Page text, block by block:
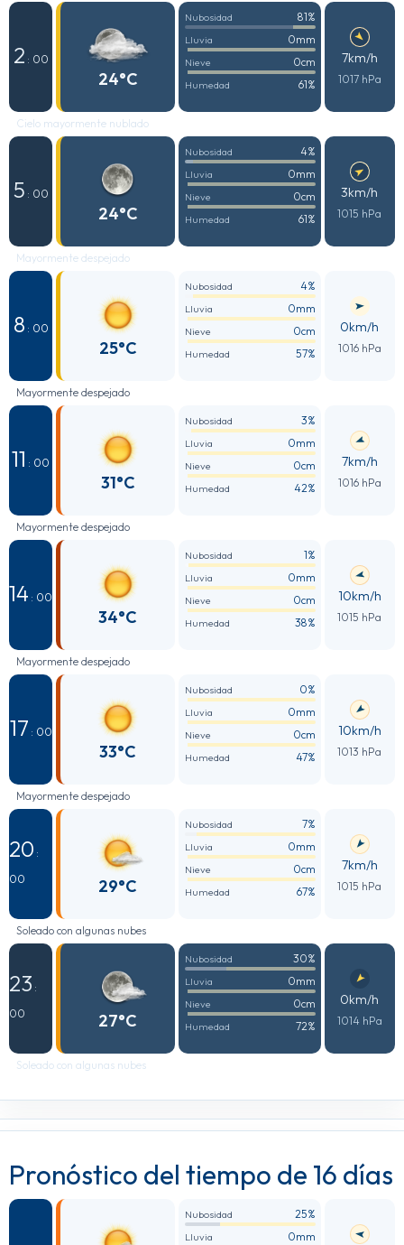
2 : 00
24°C
Nubosidad 81%
Lluvia 0mm
Nieve 0cm
Humedad 61%
7km/h
1017 hPa
Cielo mayormente nublado
5 : 00
24°C
Nubosidad 4%
Lluvia 0mm
Nieve 0cm
Humedad 61%
3km/h
1015 hPa
Mayormente despejado
8 : 00
25°C
Nubosidad 4%
Lluvia 0mm
Nieve 0cm
Humedad 57%
0km/h
1016 hPa
Mayormente despejado
11 : 00
31°C
Nubosidad 3%
Lluvia 0mm
Nieve 0cm
Humedad 42%
7km/h
1016 hPa
Mayormente despejado
14 : 00
34°C
Nubosidad 1%
Lluvia 0mm
Nieve 0cm
Humedad 38%
10km/h
1015 hPa
Mayormente despejado
17 : 00
33°C
Nubosidad 0%
Lluvia 0mm
Nieve 0cm
Humedad 47%
10km/h
1013 hPa
Mayormente despejado
20 :
00
29°C
Nubosidad 7%
Lluvia 0mm
Nieve 0cm
Humedad 67%
7km/h
1015 hPa
Soleado con algunas nubes
23 :
00
27°C
Nubosidad 30%
Lluvia 0mm
Nieve 0cm
Humedad 72%
0km/h
1014 hPa
Soleado con algunas nubes
Pronóstico del tiempo de 16 días
Nubosidad 25%
Lluvia 0mm